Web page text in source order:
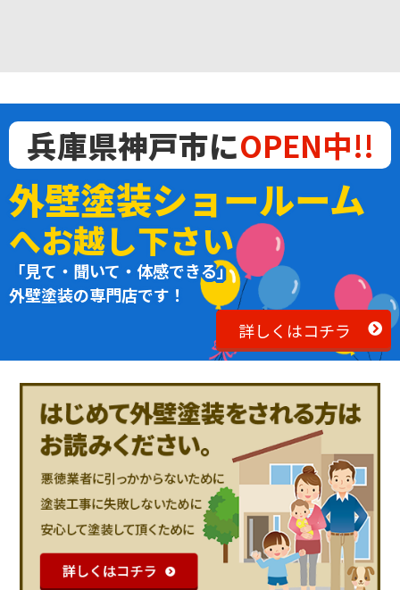
兵庫県神戸市にOPEN中!!
外壁塗装ショールーム
へお越し下さい
「見て・聞いて・体感できる」
外壁塗装の専門店です！
詳しくはコチラ